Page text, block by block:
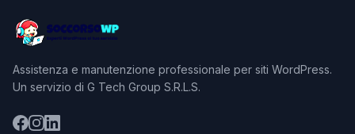
Assistenza e manutenzione professionale per siti WordPress.
Un servizio di G Tech Group S.R.L.S.